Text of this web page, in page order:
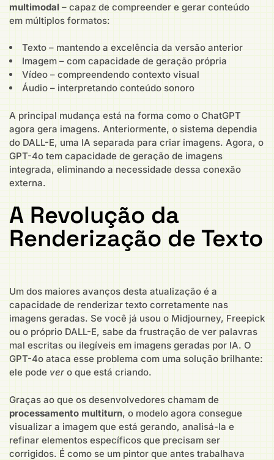
multimodal – capaz de compreender e gerar conteúdo
em múltiplos formatos:
Texto – mantendo a excelência da versão anterior
Imagem – com capacidade de geração própria
Vídeo – compreendendo contexto visual
Áudio – interpretando conteúdo sonoro
A principal mudança está na forma como o ChatGPT
agora gera imagens. Anteriormente, o sistema dependia
do DALL-E, uma IA separada para criar imagens. Agora, o
GPT-4o tem capacidade de geração de imagens
integrada, eliminando a necessidade dessa conexão
externa.
A Revolução da
Renderização de Texto
Um dos maiores avanços desta atualização é a
capacidade de renderizar texto corretamente nas
imagens geradas. Se você já usou o Midjourney, Freepick
ou o próprio DALL-E, sabe da frustração de ver palavras
mal escritas ou ilegíveis em imagens geradas por IA. O
GPT-4o ataca esse problema com uma solução brilhante:
ele pode ver o que está criando.
Graças ao que os desenvolvedores chamam de
processamento multiturn, o modelo agora consegue
visualizar a imagem que está gerando, analisá-la e
refinar elementos específicos que precisam ser
corrigidos. É como se um pintor que antes trabalhava